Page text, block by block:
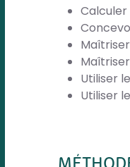
Calculer
Utiliser
Utiliser